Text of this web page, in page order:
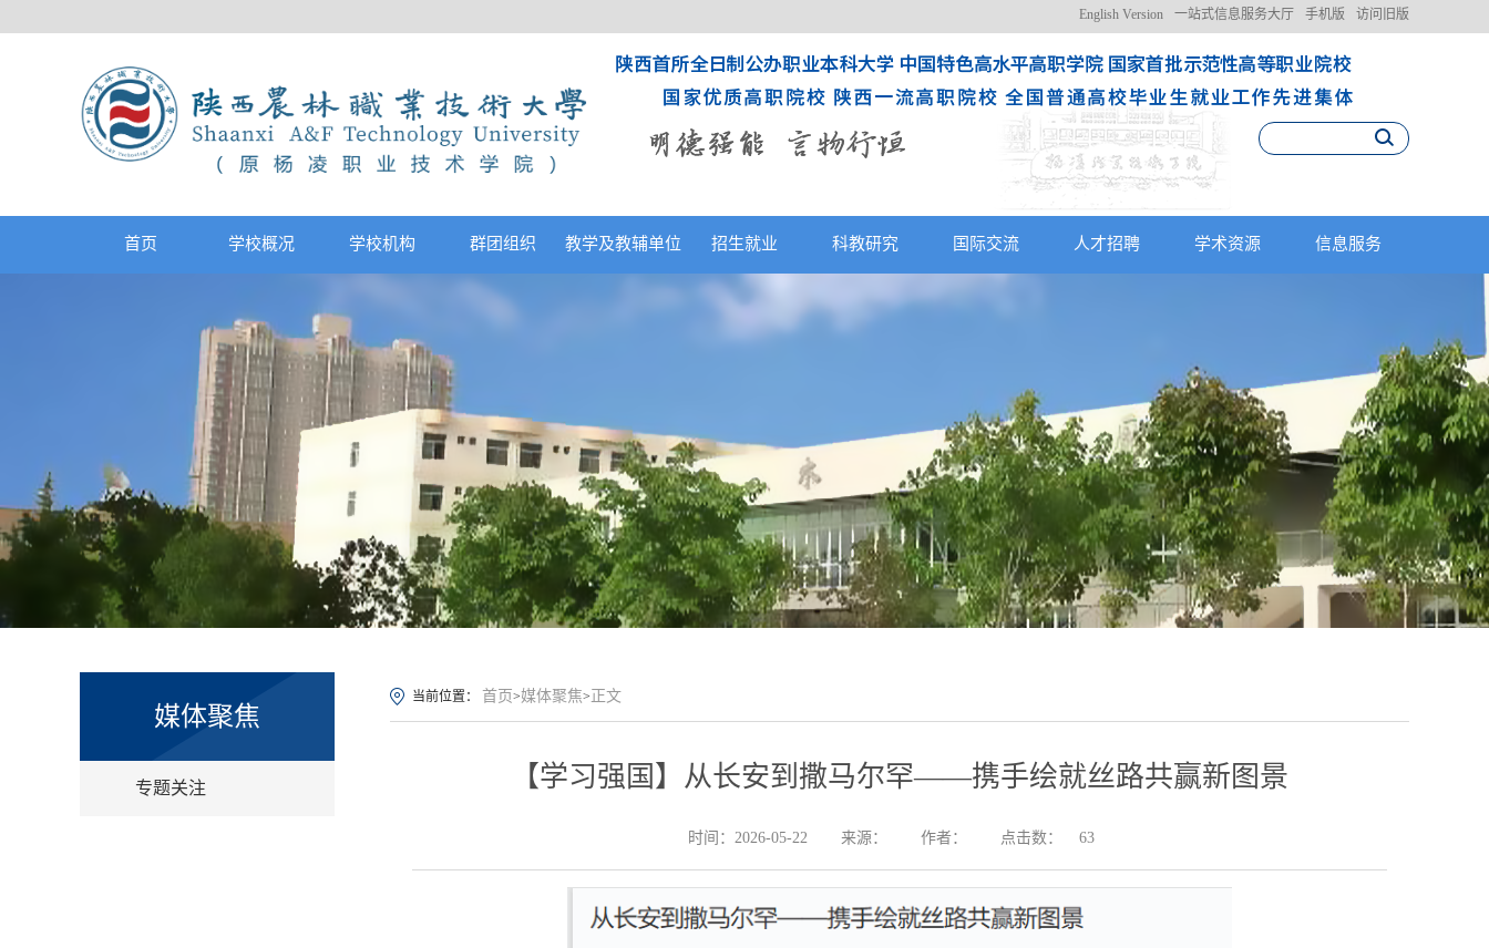
English Version 一站式信息服务大厅 手机版 访问旧版
首页 学校概况 学校机构 群团组织 教学及教辅单位 招生就业 科教研究 国际交流 人才招聘 学术资源 信息服务
媒体聚焦
专题关注
当前位置： 首页>媒体聚焦> 正文
【学习强国】从长安到撒马尔罕——携手绘就丝路共赢新图景
时间：2026-05-22 来源： 作者： 点击数： 63